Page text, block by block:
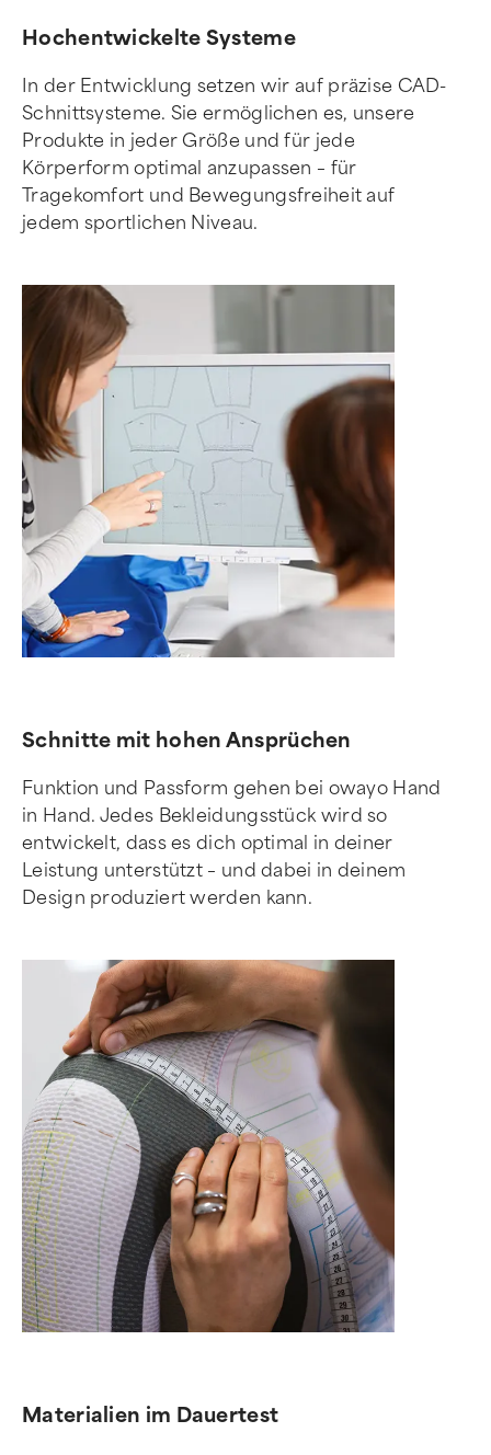
Hochentwickelte Systeme
In der Entwicklung setzen wir auf präzise CAD-
Schnittsysteme. Sie ermöglichen es, unsere
Produkte in jeder Größe und für jede
Körperform optimal anzupassen – für
Tragekomfort und Bewegungsfreiheit auf
jedem sportlichen Niveau.
Schnitte mit hohen Ansprüchen
Funktion und Passform gehen bei owayo Hand
in Hand. Jedes Bekleidungsstück wird so
entwickelt, dass es dich optimal in deiner
Leistung unterstützt – und dabei in deinem
Design produziert werden kann.
Materialien im Dauertest